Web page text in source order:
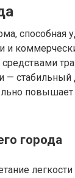
способная
и
стабильный
города